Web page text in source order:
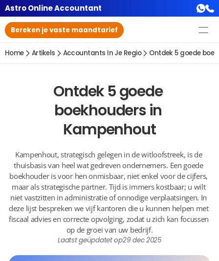
Astro Online Accountant
Bereken je vaste maandtarief
Home Artikels Accountants In Je Regio Ontdek 5 goede
Ontdek 5 goede
boekhouders in
Kampenhout
Kampenhout, strategisch gelegen in de witloofstreek, is de
thuisbasis van heel wat gedreven ondernemers. Een goede
boekhouder is voor hen onmisbaar, niet enkel voor de cijfers,
maar als strategische partner. Tijd is immers kostbaar; u wilt
niet vastzitten in administratie of onnodige verplaatsingen. In
deze lijst bespreken we vijf kantoren die u kunnen helpen met
fiscaal advies en correcte opvolging, zodat u zich kan focussen
op de groei van uw bedrijf.
Laatst geüpdatet op29 dec 2025